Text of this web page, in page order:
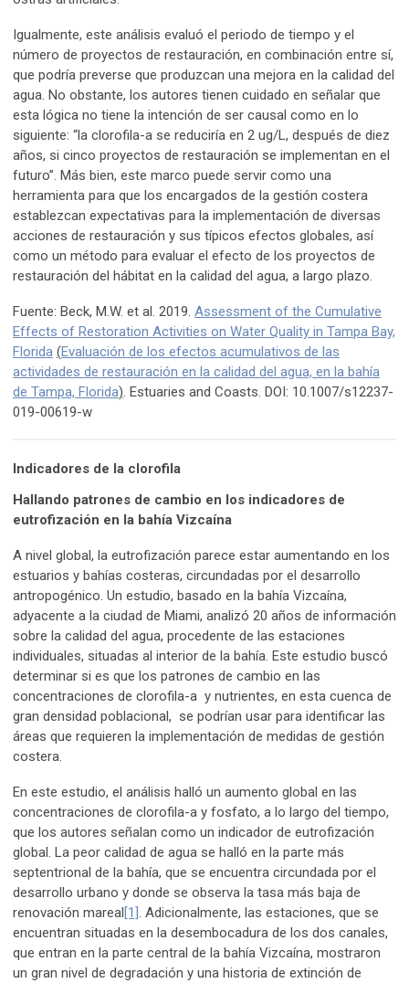
Igualmente, este análisis evaluó el periodo de tiempo y el
número de proyectos de restauración, en combinación entre sí,
que podría preverse que produzcan una mejora en la calidad del
agua. No obstante, los autores tienen cuidado en señalar que
esta lógica no tiene la intención de ser causal como en lo
siguiente: “la clorofila-a se reduciría en 2 ug/L, después de diez
años, si cinco proyectos de restauración se implementan en el
futuro”. Más bien, este marco puede servir como una
herramienta para que los encargados de la gestión costera
establezcan expectativas para la implementación de diversas
acciones de restauración y sus típicos efectos globales, así
como un método para evaluar el efecto de los proyectos de
restauración del hábitat en la calidad del agua, a largo plazo.
Fuente: Beck, M.W. et al. 2019. Assessment of the Cumulative
Effects of Restoration Activities on Water Quality in Tampa Bay,
Florida (Evaluación de los efectos acumulativos de las
actividades de restauración en la calidad del agua, en la bahía
de Tampa, Florida). Estuaries and Coasts. DOI: 10.1007/s12237-
019-00619-w
Indicadores de la clorofila
Hallando patrones de cambio en los indicadores de
eutrofización en la bahía Vizcaína
A nivel global, la eutrofización parece estar aumentando en los
estuarios y bahías costeras, circundadas por el desarrollo
antropogénico. Un estudio, basado en la bahía Vizcaína,
adyacente a la ciudad de Miami, analizó 20 años de información
sobre la calidad del agua, procedente de las estaciones
individuales, situadas al interior de la bahía. Este estudio buscó
determinar si es que los patrones de cambio en las
concentraciones de clorofila-a y nutrientes, en esta cuenca de
gran densidad poblacional, se podrían usar para identificar las
áreas que requieren la implementación de medidas de gestión
costera.
En este estudio, el análisis halló un aumento global en las
concentraciones de clorofila-a y fosfato, a lo largo del tiempo,
que los autores señalan como un indicador de eutrofización
global. La peor calidad de agua se halló en la parte más
septentrional de la bahía, que se encuentra circundada por el
desarrollo urbano y donde se observa la tasa más baja de
renovación mareal [1] . Adicionalmente, las estaciones, que se
encuentran situadas en la desembocadura de los dos canales,
que entran en la parte central de la bahía Vizcaína, mostraron
un gran nivel de degradación y una historia de extinción de